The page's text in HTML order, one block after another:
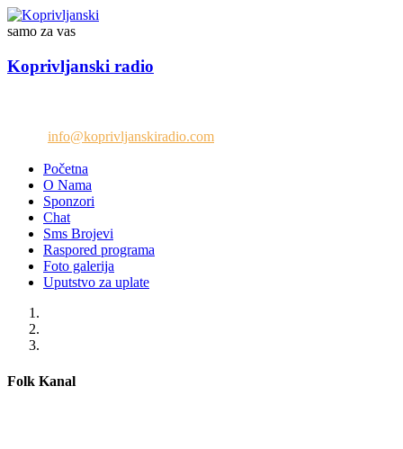
samo za vas
Koprivljanski radio
info@koprivljanskiradio.com
Početna
O Nama
Sponzori
Chat
Sms Brojevi
Raspored programa
Foto galerija
Uputstvo za uplate
Folk Kanal